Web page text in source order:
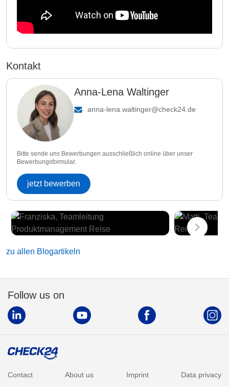
Kontakt
Anna-Lena Waltinger
anna-lena.waltinger@check24.de
Bitte sende uns Bewerbungen ausschließlich online über unser
Bewerbungsformular.
jetzt bewerben
zu allen Blogartikeln
Follow us on
Contact About us Imprint Data privacy